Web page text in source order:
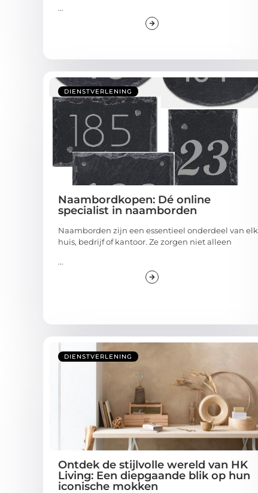
...
DIENSTVERLENING
Naambordkopen: Dé online
specialist in naamborden
Naamborden zijn een essentieel onderdeel van elk
huis, bedrijf of kantoor. Ze zorgen niet alleen
...
DIENSTVERLENING
Ontdek de stijlvolle wereld van HK
Living: Een diepgaande blik op hun
iconische mokken